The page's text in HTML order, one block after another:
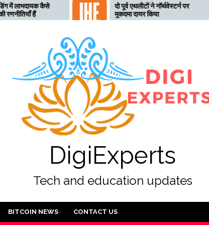
कैसे
हैं
दो पूर्व एथलीटों ने नॉर्थवेस्टर्न पर
मुकदमा दायर किया
DigiExperts
Tech and education updates
BITCOIN NEWS CONTACT US